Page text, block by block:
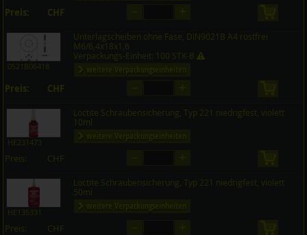
Preis: CHF
0521B06418
Unterlagscheiben ohne Fase, DIN9021B A4 rostfrei
M6/6,4x18x1,6
Verpackungs-Einheit: 100 STK-B
weitere Verpackungseinheiten
Preis: CHF
HE231473
Loctite Schraubensicherung, Typ 221 niedrigfest, violett
10ml
weitere Verpackungseinheiten
Preis: CHF
HE135331
Loctite Schraubensicherung, Typ 221 niedrigfest, violett
50ml
weitere Verpackungseinheiten
Preis: CHF